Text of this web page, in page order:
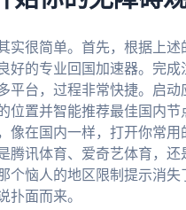
实很简单。首先，根据上述
好的专业回国加速器。完成
平台，过程非常快捷。启动
位置并智能推荐最佳国内节
像在国内一样，打开你常用
腾讯体育、爱奇艺体育，还
个恼人的地区限制提示消失
扑面而来。